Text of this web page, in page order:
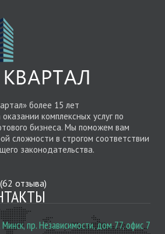
более 15 лет
комплексных услуг по
бизнеса. Мы поможем вам
сложности в строгом соответствии
законодательства.
(62 отзыва)
Минск, пр. Независимости, дом 77, офис 7